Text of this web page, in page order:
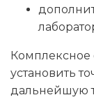
Комплексное
установить
дальнейшую